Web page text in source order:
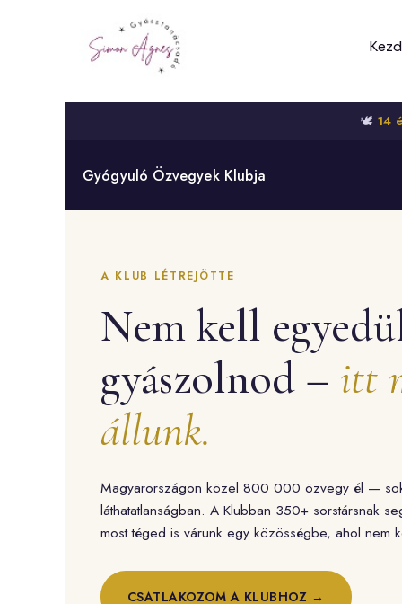
🕊️ 14
Gyógyuló Özvegyek Klubja
A KLUB LÉTREJÖTTE
Nem kell
gyászolnod – itt
állunk.
Magyarországon közel 800 000 özvegy él —
láthatatlanságban. A Klubban 350+ sorstársnak
most téged is várunk egy közösségbe, ahol nem
CSATLAKOZOM A KLUBHOZ →